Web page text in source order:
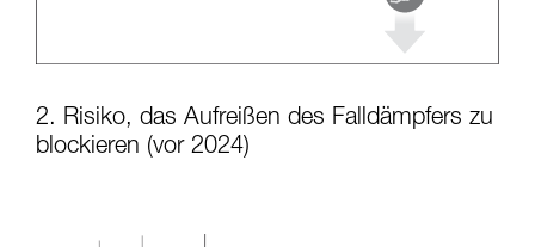
2. Risiko, das Aufreißen des Falldämpfers zu
blockieren (vor 2024)